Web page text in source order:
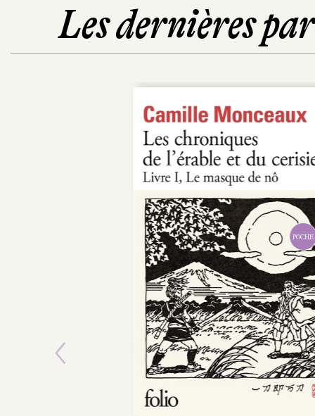
Les dernières
POCHE
Previous